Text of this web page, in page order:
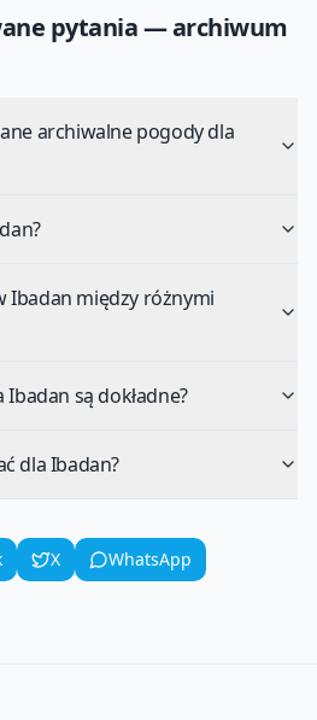
pytania — archiwum
archiwalne pogody dla
Ibadan między różnymi
są dokładne?
dla Ibadan?
X
WhatsApp